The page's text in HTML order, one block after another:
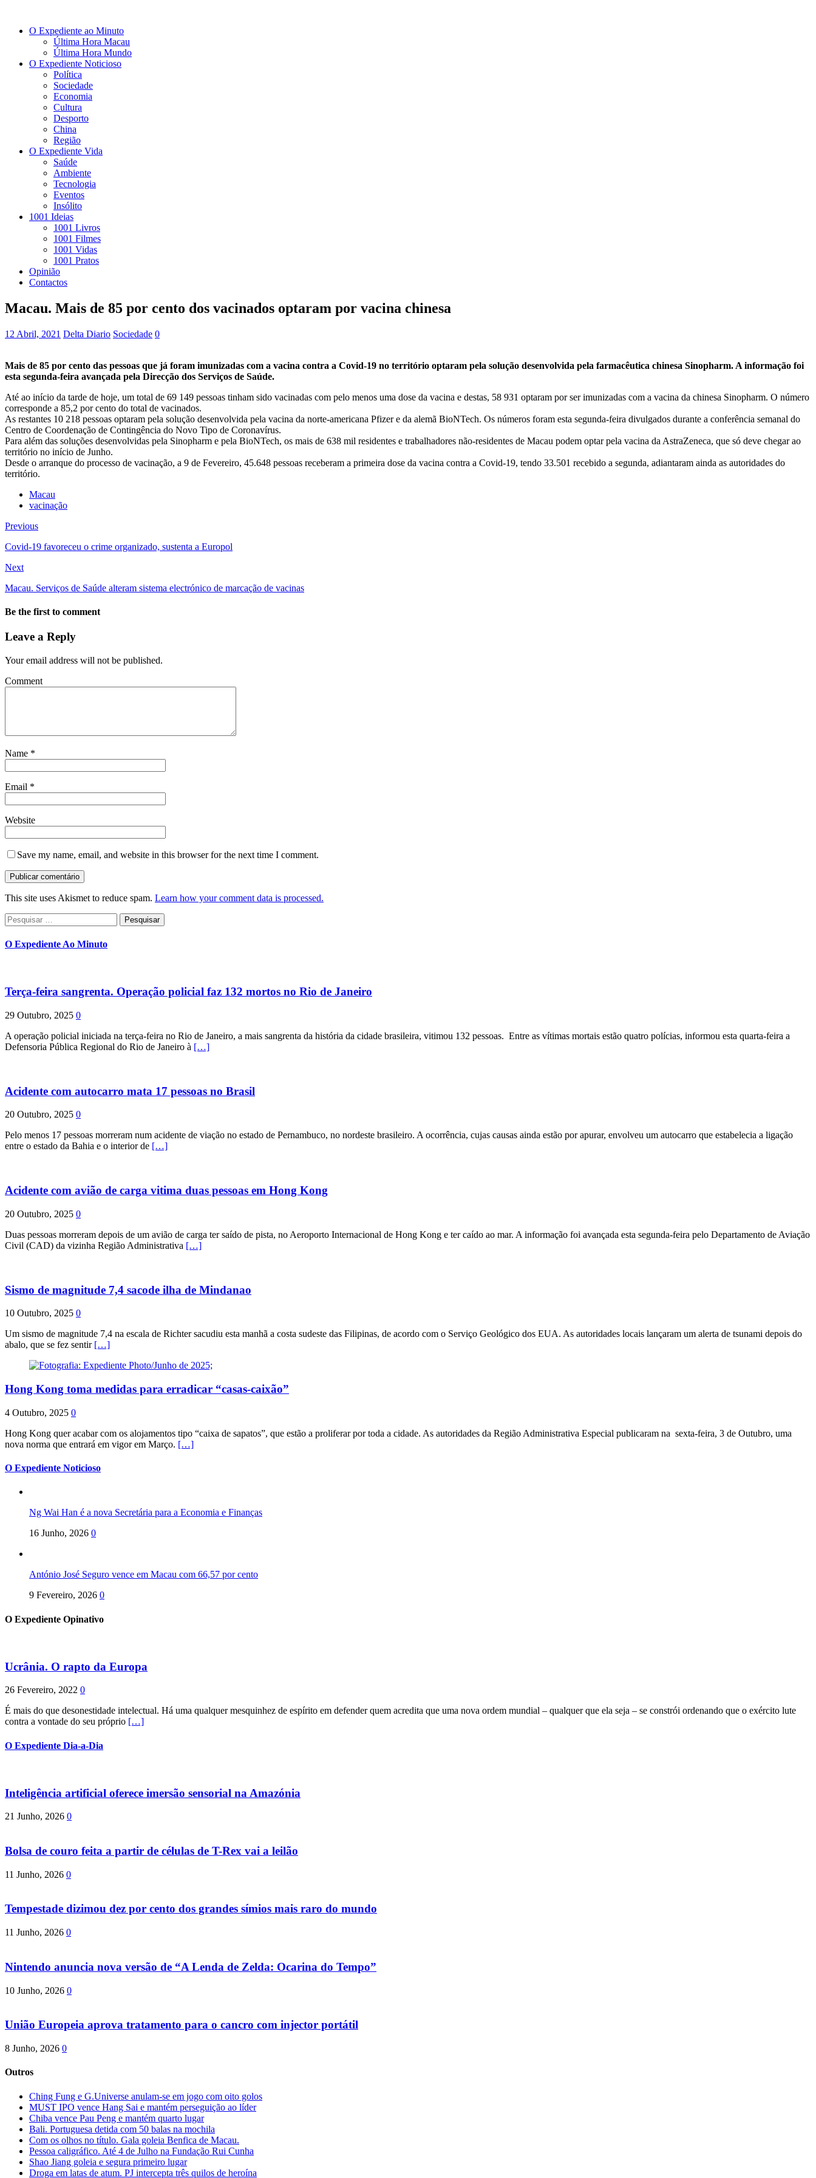
O Expediente ao Minuto
Última Hora Macau
Última Hora Mundo
O Expediente Noticioso
Política
Sociedade
Economia
Cultura
Desporto
China
Região
O Expediente Vida
Saúde
Ambiente
Tecnologia
Eventos
Insólito
1001 Ideias
1001 Livros
1001 Filmes
1001 Vidas
1001 Pratos
Opinião
Contactos
Macau. Mais de 85 por cento dos vacinados optaram por vacina chinesa
12 Abril, 2021 Delta Diario Sociedade 0
Mais de 85 por cento das pessoas que já foram imunizadas com a vacina contra a Covid-19 no território optaram pela solução desenvolvida pela farmacêutica chinesa Sinopharm. A informação foi
esta segunda-feira avançada pela Direcção dos Serviços de Saúde.
Até ao início da tarde de hoje, um total de 69 149 pessoas tinham sido vacinadas com pelo menos uma dose da vacina e destas, 58 931 optaram por ser imunizadas com a vacina da chinesa Sinopharm. O número
corresponde a 85,2 por cento do total de vacinados.
As restantes 10 218 pessoas optaram pela solução desenvolvida pela vacina da norte-americana Pfizer e da alemã BioNTech. Os números foram esta segunda-feira divulgados durante a conferência semanal do
Centro de Coordenação de Contingência do Novo Tipo de Coronavírus.
Para além das soluções desenvolvidas pela Sinopharm e pela BioNTech, os mais de 638 mil residentes e trabalhadores não-residentes de Macau podem optar pela vacina da AstraZeneca, que só deve chegar ao
território no início de Junho.
Desde o arranque do processo de vacinação, a 9 de Fevereiro, 45.648 pessoas receberam a primeira dose da vacina contra a Covid-19, tendo 33.501 recebido a segunda, adiantaram ainda as autoridades do
território.
Macau
vacinação
Previous
Covid-19 favoreceu o crime organizado, sustenta a Europol
Next
Macau. Serviços de Saúde alteram sistema electrónico de marcação de vacinas
Be the first to comment
Leave a Reply
Your email address will not be published.
Comment
Name *
Email *
Website
Save my name, email, and website in this browser for the next time I comment.
This site uses Akismet to reduce spam. Learn how your comment data is processed.
Pesquisar
por:
O Expediente Ao Minuto
Terça-feira sangrenta. Operação policial faz 132 mortos no Rio de Janeiro
29 Outubro, 2025 0
A operação policial iniciada na terça-feira no Rio de Janeiro, a mais sangrenta da história da cidade brasileira, vitimou 132 pessoas. Entre as vítimas mortais estão quatro polícias, informou esta quarta-feira a
Defensoria Pública Regional do Rio de Janeiro à […]
Acidente com autocarro mata 17 pessoas no Brasil
20 Outubro, 2025 0
Pelo menos 17 pessoas morreram num acidente de viação no estado de Pernambuco, no nordeste brasileiro. A ocorrência, cujas causas ainda estão por apurar, envolveu um autocarro que estabelecia a ligação
entre o estado da Bahia e o interior de […]
Acidente com avião de carga vitima duas pessoas em Hong Kong
20 Outubro, 2025 0
Duas pessoas morreram depois de um avião de carga ter saído de pista, no Aeroporto Internacional de Hong Kong e ter caído ao mar. A informação foi avançada esta segunda-feira pelo Departamento de Aviação
Civil (CAD) da vizinha Região Administrativa […]
Sismo de magnitude 7,4 sacode ilha de Mindanao
10 Outubro, 2025 0
Um sismo de magnitude 7,4 na escala de Richter sacudiu esta manhã a costa sudeste das Filipinas, de acordo com o Serviço Geológico dos EUA. As autoridades locais lançaram um alerta de tsunami depois do
abalo, que se fez sentir […]
Hong Kong toma medidas para erradicar “casas-caixão”
4 Outubro, 2025 0
Hong Kong quer acabar com os alojamentos tipo “caixa de sapatos”, que estão a proliferar por toda a cidade. As autoridades da Região Administrativa Especial publicaram na sexta-feira, 3 de Outubro, uma
nova norma que entrará em vigor em Março. […]
O Expediente Noticioso
Ng Wai Han é a nova Secretária para a Economia e Finanças
16 Junho, 2026 0
António José Seguro vence em Macau com 66,57 por cento
9 Fevereiro, 2026 0
O Expediente Opinativo
Ucrânia. O rapto da Europa
26 Fevereiro, 2022 0
É mais do que desonestidade intelectual. Há uma qualquer mesquinhez de espírito em defender quem acredita que uma nova ordem mundial – qualquer que ela seja – se constrói ordenando que o exército lute
contra a vontade do seu próprio […]
O Expediente Dia-a-Dia
Inteligência artificial oferece imersão sensorial na Amazónia
21 Junho, 2026 0
Bolsa de couro feita a partir de células de T-Rex vai a leilão
11 Junho, 2026 0
Tempestade dizimou dez por cento dos grandes símios mais raro do mundo
11 Junho, 2026 0
Nintendo anuncia nova versão de “A Lenda de Zelda: Ocarina do Tempo”
10 Junho, 2026 0
União Europeia aprova tratamento para o cancro com injector portátil
8 Junho, 2026 0
Outros
Ching Fung e G.Universe anulam-se em jogo com oito golos
MUST IPO vence Hang Sai e mantém perseguição ao líder
Chiba vence Pau Peng e mantém quarto lugar
Bali. Portuguesa detida com 50 balas na mochila
Com os olhos no título. Gala goleia Benfica de Macau.
Pessoa caligráfico. Até 4 de Julho na Fundação Rui Cunha
Shao Jiang goleia e segura primeiro lugar
Droga em latas de atum. PJ intercepta três quilos de heroína